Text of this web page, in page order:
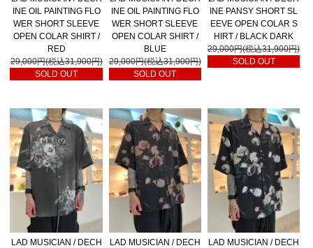
INE OIL PAINTING FLO
WER SHORT SLEEVE
OPEN COLAR SHIRT /
RED
29,000円(税込31,900円)
SOLD OUT
INE OIL PAINTING FLO
WER SHORT SLEEVE
OPEN COLAR SHIRT /
BLUE
29,000円(税込31,900円)
SOLD OUT
INE PANSY SHORT SL
EEVE OPEN COLAR S
HIRT / BLACK DARK
29,000円(税込31,900円)
SOLD OUT
LAD MUSICIAN / DECH
LAD MUSICIAN / DECH
LAD MUSICIAN / DECH